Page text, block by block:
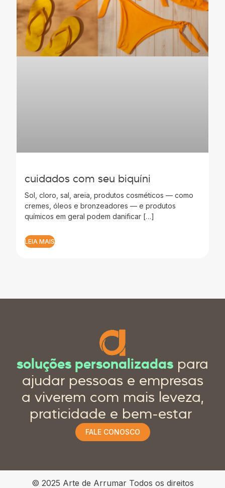
cuidados com seu biquíni
Sol, cloro, sal, areia, produtos cosméticos — como
cremes, óleos e bronzeadores — e produtos
químicos em geral podem danificar […]
LEIA MAIS
soluções personalizadas para
ajudar pessoas e empresas
a viverem com mais leveza,
praticidade e bem-estar
FALE CONOSCO
© 2025 Arte de Arrumar Todos os direitos